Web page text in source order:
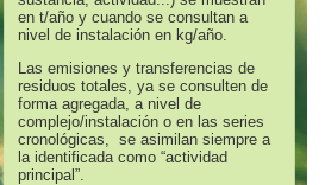
en t/año y cuando se consultan a
nivel de instalación en kg/año.
Las emisiones y transferencias de
residuos totales, ya se consulten de
forma agregada, a nivel de
complejo/instalación o en las series
cronológicas, se asimilan siempre a
la identificada como “actividad
principal”.